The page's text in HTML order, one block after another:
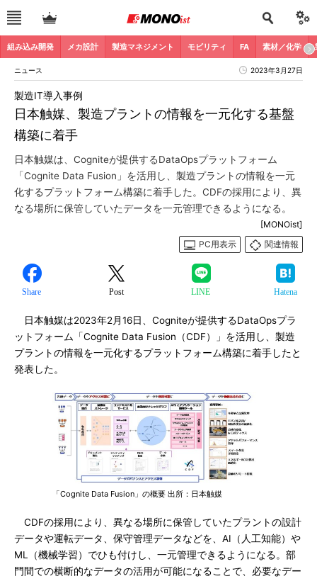
組み込み開発 メカ設計 製造マネジメント モビリティ FA 素材／化学
ニュース 2023年3月27日
日本触媒、製造プラントの情報を一元化する基盤
構築に着手
製造IT導入事例
日本触媒は、Cogniteが提供するDataOpsプラットフォーム
「Cognite Data Fusion」を活用し、製造プラントの情報を一元
化するプラットフォーム構築に着手した。CDFの採用により、異
なる場所に保管していたデータを一元管理できるようになる。
[MONOist]
PC用表示
関連情報
Share Post LINE Hatena
日本触媒は2023年2月16日、Cogniteが提供するDataOpsプラ
ットフォーム「Cognite Data Fusion（CDF）」を活用し、製造
プラントの情報を一元化するプラットフォーム構築に着手したと
発表した。
「Cognite Data Fusion」の概要 出所：日本触媒
CDFの採用により、異なる場所に保管していたプラントの設計
データや運転データ、保守管理データなどを、AI（人工知能）や
ML（機械学習）でひも付けし、一元管理できるようになる。部
門間での横断的なデータの活用が可能になることで、必要なデー